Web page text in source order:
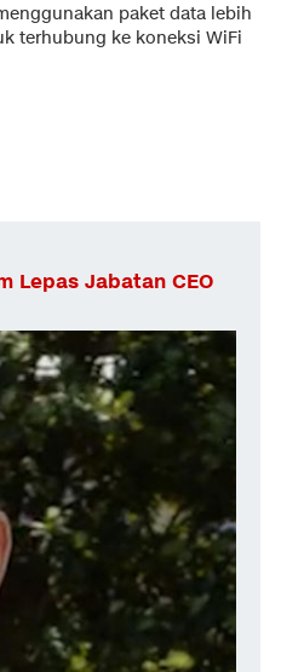
paket data lebih
terhubung ke koneksi WiFi
Lepas Jabatan CEO